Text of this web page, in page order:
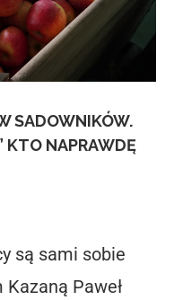
SADOWNIKÓW.
KTO NAPRAWDĘ
są sami sobie
Paweł